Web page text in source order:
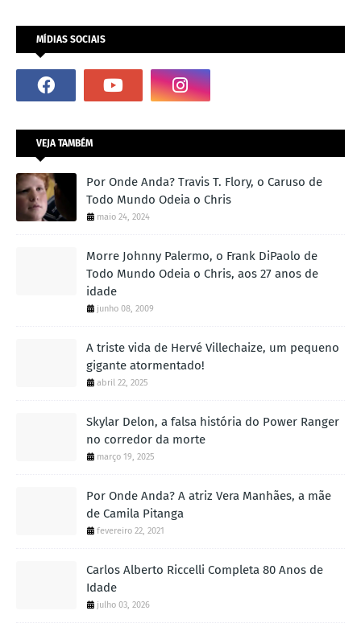
MÍDIAS SOCIAIS
VEJA TAMBÉM
Por Onde Anda? Travis T. Flory, o Caruso de
Todo Mundo Odeia o Chris
maio 24, 2024
Morre Johnny Palermo, o Frank DiPaolo de
Todo Mundo Odeia o Chris, aos 27 anos de
idade
junho 08, 2009
A triste vida de Hervé Villechaize, um pequeno
gigante atormentado!
abril 22, 2025
Skylar Delon, a falsa história do Power Ranger
no corredor da morte
março 19, 2025
Por Onde Anda? A atriz Vera Manhães, a mãe
de Camila Pitanga
fevereiro 22, 2021
Carlos Alberto Riccelli Completa 80 Anos de
Idade
julho 03, 2026